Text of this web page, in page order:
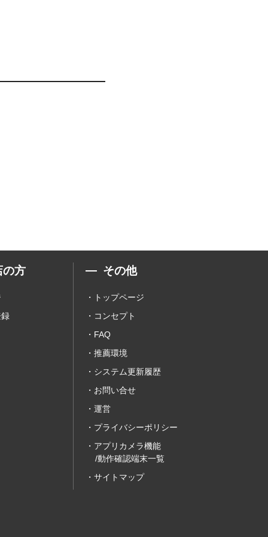
の方 その他
トップページ
コンセプト
FAQ
推薦環境
システム更新履歴
お問い合せ
運営
プライバシーポリシー
アプリカメラ機能
/動作確認端末一覧
サイトマップ